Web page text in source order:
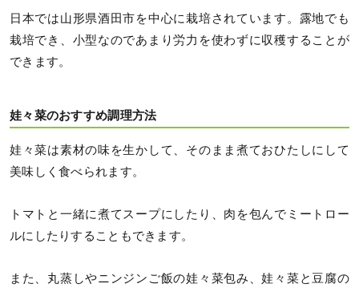
日本では山形県酒田市を中心に栽培されています。露地でも
栽培でき、小型なのであまり労力を使わずに収穫することが
できます。
娃々菜のおすすめ調理方法
娃々菜は素材の味を生かして、そのまま煮ておひたしにして
美味しく食べられます。
トマトと一緒に煮てスープにしたり、肉を包んでミートロー
ルにしたりすることもできます。
また、丸蒸しやニンジンご飯の娃々菜包み、娃々菜と豆腐の